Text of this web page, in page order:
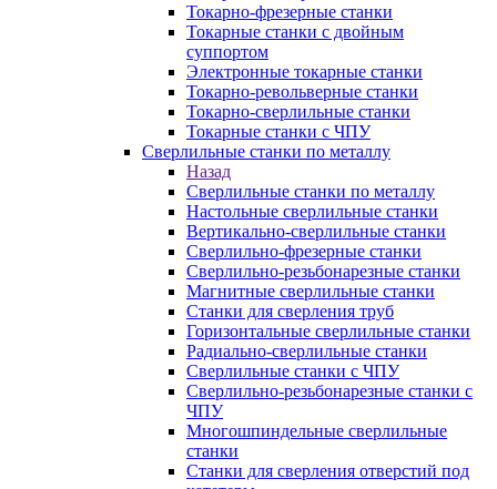
Токарно-фрезерные станки
Токарные станки с двойным
суппортом
Электронные токарные станки
Токарно-револьверные станки
Токарно-сверлильные станки
Токарные станки с ЧПУ
Сверлильные станки по металлу
Назад
Сверлильные станки по металлу
Настольные сверлильные станки
Вертикально-сверлильные станки
Сверлильно-фрезерные станки
Сверлильно-резьбонарезные станки
Магнитные сверлильные станки
Станки для сверления труб
Горизонтальные сверлильные станки
Радиально-сверлильные станки
Сверлильные станки с ЧПУ
Сверлильно-резьбонарезные станки с
ЧПУ
Многошпиндельные сверлильные
станки
Станки для сверления отверстий под